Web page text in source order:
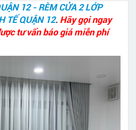
12 - RÈM CỬA 2 LỚP
TẾ QUẬN 12. Hãy gọi ngay
tư vấn báo giá miễn phí